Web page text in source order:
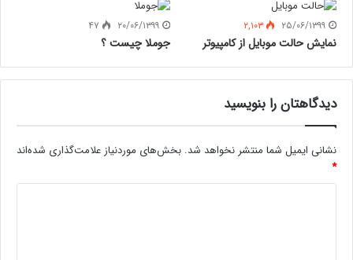
۲۵/۰۶/۱۳۹۹ ۲,۱۰۳
نمایش حالت موبایل از کامپیوتر
۲۰/۰۶/۱۳۹۹ ۴۷
جوملا چیست ؟
دیدگاهتان را بنویسید
نشانی ایمیل شما منتشر نخواهد شد. بخش‌های موردنیاز علامت‌گذاری شده‌اند
*